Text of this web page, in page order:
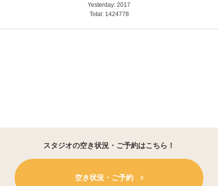
Yesterday: 2017
Total: 1424778
スタジオの空き状況・ご予約はこちら！
空き状況・ご予約